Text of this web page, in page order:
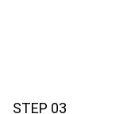
STEP 03